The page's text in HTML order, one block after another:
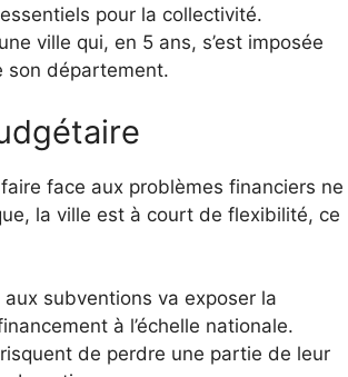
pour la collectivité.
ville qui, en 5 ans, s’est imposée
son département.
face aux problèmes financiers ne
la ville est à court de flexibilité, ce
subventions va exposer la
à l’échelle nationale.
de perdre une partie de leur